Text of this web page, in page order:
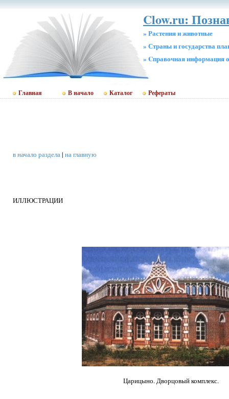
Clow.ru:
» Растения и животные
» Страны и государства
» Cправочная информация
Главная В начало Каталог Рефераты
в начало раздела| на главную
ИЛЛЮСТРАЦИИ
Царицыно. Дворцовый комплекс.